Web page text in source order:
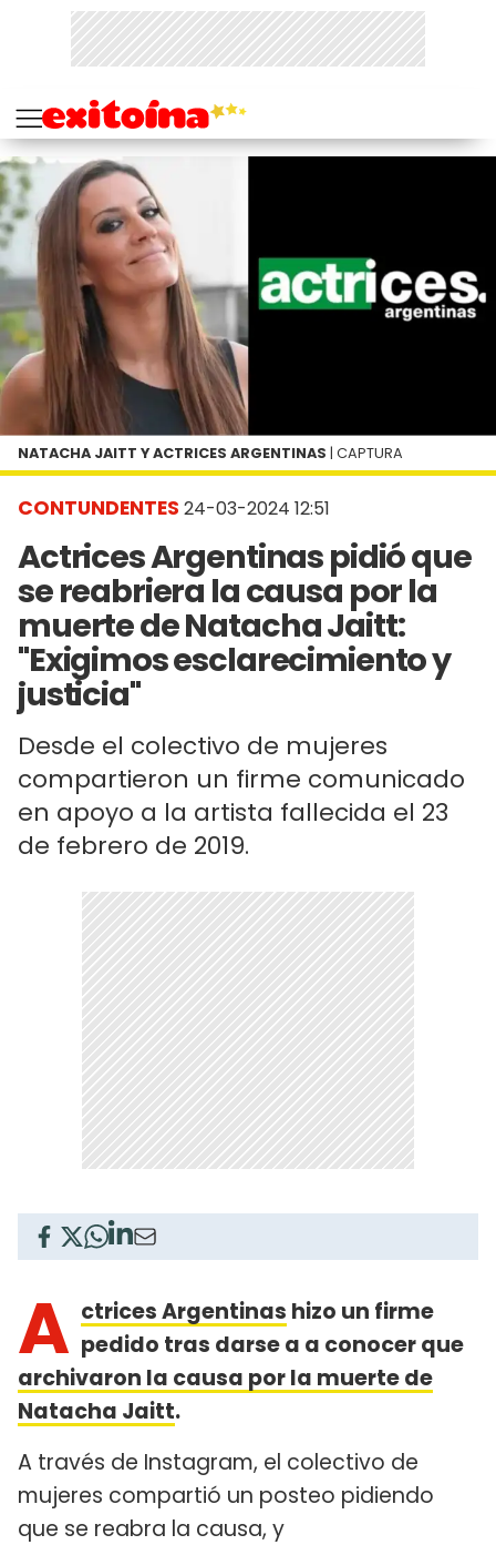
CONTUNDENTES 24-03-2024 12:51
Actrices Argentinas pidió que
se reabriera la causa por la
muerte de Natacha Jaitt:
"Exigimos esclarecimiento y
justicia"
Desde el colectivo de mujeres
compartieron un firme comunicado
en apoyo a la artista fallecida el 23
de febrero de 2019.
NATACHA JAITT Y ACTRICES ARGENTINAS | CAPTURA
A ctrices Argentinas hizo un firme
pedido tras darse a a conocer que
archivaron la causa por la muerte de
Natacha Jaitt.
A través de Instagram, el colectivo de
mujeres compartió un posteo pidiendo
que se reabra la causa, y